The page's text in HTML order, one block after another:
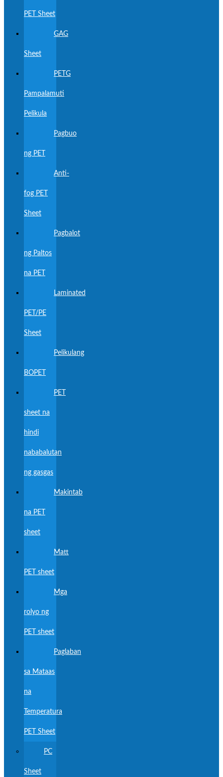
PET Sheet
GAG
Sheet
PETG
Pampalamuti
Pelikula
Pagbuo
ng PET
Anti-
fog PET
Sheet
Pagbalot
ng Paltos
na PET
Laminated
PET/PE
Sheet
Pelikulang
BOPET
PET
sheet na
hindi
nababalutan
ng gasgas
Makintab
na PET
sheet
Matt
PET sheet
Mga
rolyo ng
PET sheet
Paglaban
sa Mataas
na
Temperatura
PET Sheet
PC
Sheet